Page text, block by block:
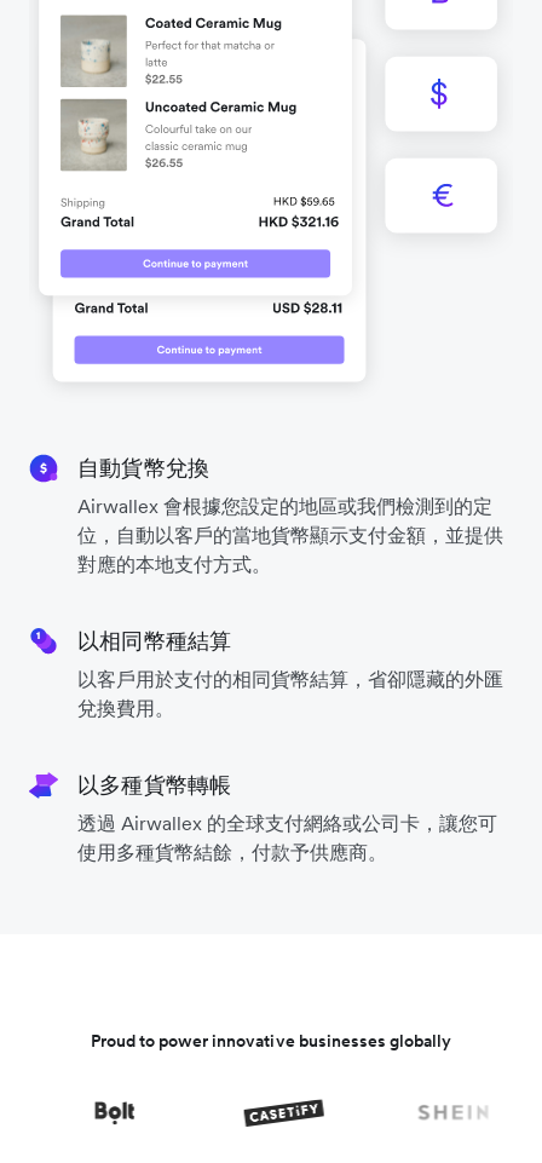
自動貨幣兌換
Airwallex 會根據您設定的地區或我們檢測到的定
位，自動以客戶的當地貨幣顯示支付金額，並提供
對應的本地支付方式。
以相同幣種結算
以客戶用於支付的相同貨幣結算，省卻隱藏的外匯
兌換費用。
以多種貨幣轉帳
透過 Airwallex 的全球支付網絡或公司卡，讓您可
使用多種貨幣結餘，付款予供應商。
Proud to power innovative businesses globally